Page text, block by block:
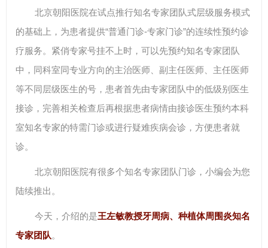
北京朝阳医院在试点推行知名专家团队式层级服务模式
的基础上，为患者提供“普通门诊-专家门诊”的连续性预约诊
疗服务。紧俏专家号挂不上时，可以先预约知名专家团队
中，同科室同专业方向的主治医师、副主任医师、主任医师
等不同层级医生的号，患者首先由专家团队中的低级别医生
接诊，完善相关检查后再根据患者病情由接诊医生预约本科
室知名专家的特需门诊或进行疑难疾病会诊，方便患者就
诊。
北京朝阳医院有很多个知名专家团队门诊，小编会为您
陆续推出。
今天，介绍的是王左敏教授牙周病、种植体周围炎知名
专家团队。